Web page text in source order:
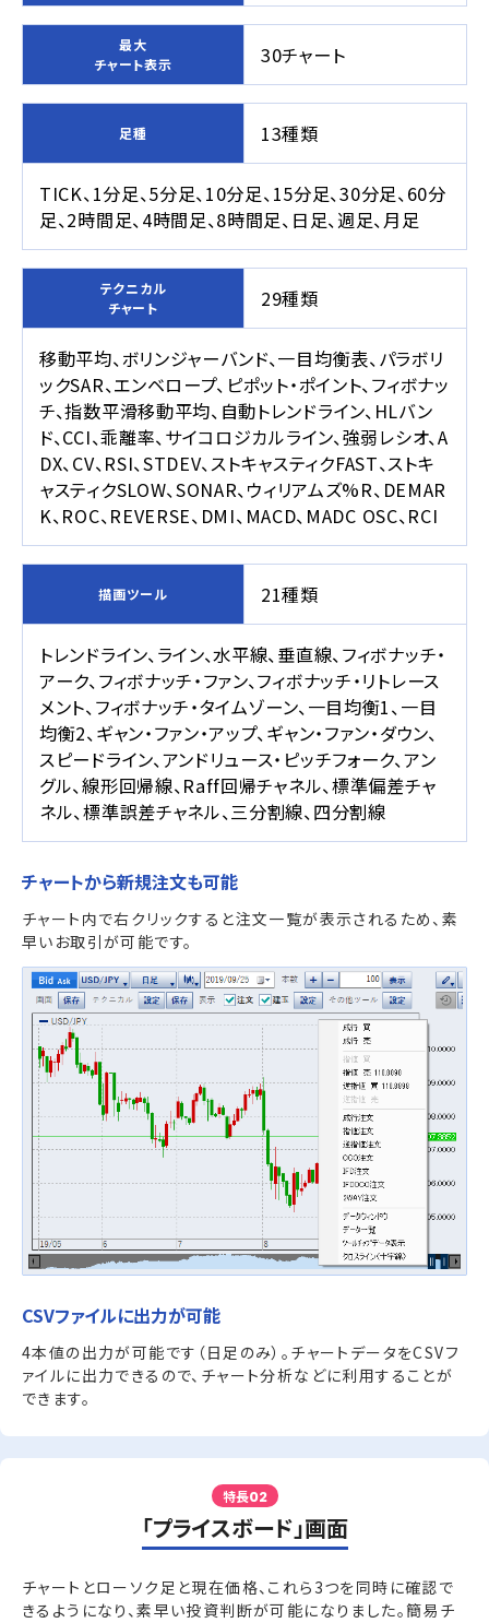
最大
チャート表示
30チャート
足種 13種類
TICK、1分足、5分足、10分足、15分足、30分足、60分
足、2時間足、4時間足、8時間足、日足、週足、月足
テクニカル
チャート
29種類
移動平均、ボリンジャーバンド、一目均衡表、パラボリ
ックSAR、エンベロープ、ピポット・ポイント、フィボナッ
チ、指数平滑移動平均、自動トレンドライン、HLバン
ド、CCI、乖離率、サイコロジカルライン、強弱レシオ、A
DX、CV、RSI、STDEV、ストキャスティクFAST、ストキ
ャスティクSLOW、SONAR、ウィリアムズ%R、DEMAR
K、ROC、REVERSE、DMI、MACD、MADC OSC、RCI
描画ツール 21種類
トレンドライン、ライン、水平線、垂直線、フィボナッチ・
アーク、フィボナッチ・ファン、フィボナッチ・リトレース
メント、フィボナッチ・タイムゾーン、一目均衡1、一目
均衡2、ギャン・ファン・アップ、ギャン・ファン・ダウン、
スピードライン、アンドリュース・ピッチフォーク、アン
グル、線形回帰線、Raff回帰チャネル、標準偏差チャ
ネル、標準誤差チャネル、三分割線、四分割線
チャートから新規注文も可能
チャート内で右クリックすると注文一覧が表示されるため、素
早いお取引が可能です。
CSVファイルに出力が可能
4本値の出力が可能です（日足のみ）。チャートデータをCSVフ
ァイルに出力できるので、チャート分析などに利用することが
できます。
特長02
「プライスボード」画面
チャートとローソク足と現在価格、これら3つを同時に確認で
きるようになり、素早い投資判断が可能になりました。簡易チ